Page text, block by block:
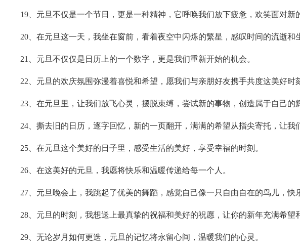
19、元旦不仅是一个节日，更是一种精神，它呼唤我们放下疲惫，欢笑面对新
20、在元旦这一天，我坐在窗前，看着夜空中闪烁的繁星，感叹时间的流逝和
21、元旦不仅仅是日历上的一个数字，更是我们重新开始的机会。
22、元旦的欢庆氛围弥漫着喜悦和希望，愿我们与亲朋好友携手共度这美好时
23、在元旦里，让我们放飞心灵，摆脱束缚，尝试新的事物，创造属于自己的
24、撕去旧的日历，逐字回忆，新的一页翻开，满满的希望从指尖寄托，让我
25、在元旦这个美好的日子里，感受生活的美好，享受幸福的时刻。
26、在这美好的元旦，我愿将快乐和温暖传递给每一个人。
27、元旦晚会上，我跳起了优美的舞蹈，感觉自己像一只自由自在的鸟儿，快
28、元旦的时刻，我想送上最真挚的祝福和美好的祝愿，让你的新年充满希望
29、无论岁月如何更迭，元旦的记忆将永留心间，温暖我们的心灵。